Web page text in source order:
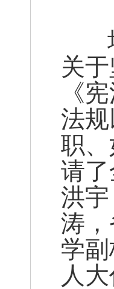
培
关
《
法
职
请
洪
涛
学
人